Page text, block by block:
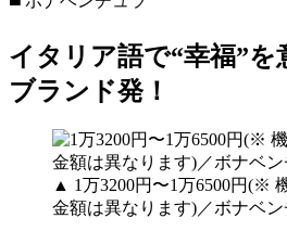
イタリア語で“幸福”を
ブランド発！
▲ 1万3200円〜1万6500円(※
金額は異なります)／ボナベン